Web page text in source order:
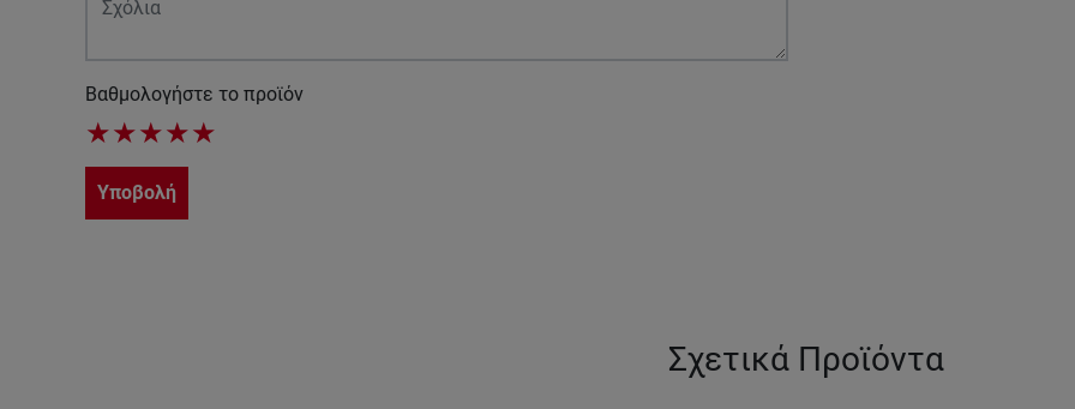
Βαθμολογήστε το προϊόν
★★★★★
Υποβολή
Σχετικά Προϊόντα